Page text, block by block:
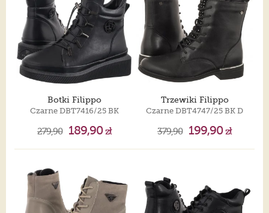
Botki Filippo
Czarne DBT7416/25 BK
279,90 189,90zł
Trzewiki Filippo
Czarne DBT4747/25 BK D
379,90 199,90zł